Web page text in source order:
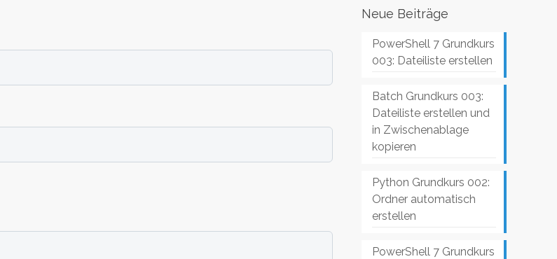
Neue Beiträge
PowerShell 7 Grundkurs
003: Dateiliste erstellen
Batch Grundkurs 003:
Dateiliste erstellen und
in Zwischenablage
kopieren
Python Grundkurs 002:
Ordner automatisch
erstellen
PowerShell 7 Grundkurs